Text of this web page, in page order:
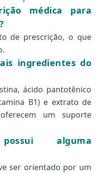
médica para
de prescrição, o que
ingredientes do
ácido pantotênico
B1) e extrato de
um suporte
alguma
ser orientado por um